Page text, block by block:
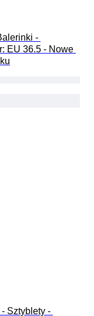
-
EU 36.5 - Nowe
Sztyblety -